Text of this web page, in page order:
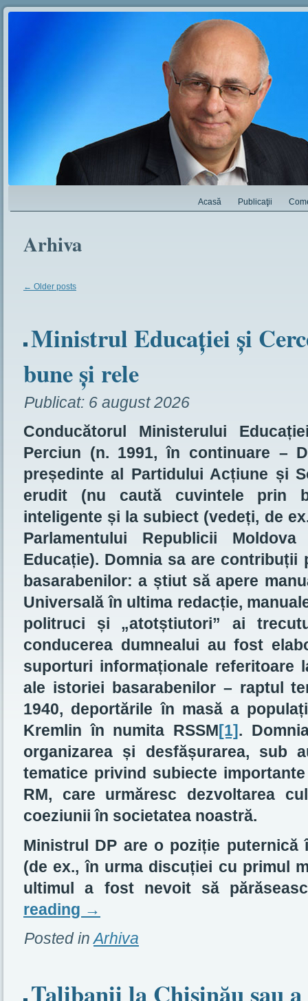
Acasă Publicaţii
Arhiva
← Older posts
Ministrul Educației și
bune și rele
Publicat: 6 august 2026
Conducătorul Ministerului
Perciun (n. 1991, în continuare –
președinte al Partidului Acțiune și
erudit (nu caută cuvintele prin
inteligente și la subiect (vedeți, de
Parlamentului Republicii
Educație). Domnia sa are contribuții
basarabenilor: a știut să apere
Universală în ultima redacție,
politruci și „atotștiutori” ai
conducerea dumnealui au fost
suporturi informaționale referitoare
ale istoriei basarabenilor – raptul
1940, deportările în masă a
Kremlin în numita RSSM[1].
organizarea și desfășurarea, sub
tematice privind subiecte
RM, care urmăresc dezvoltarea
coeziunii în societatea noastră.
Ministrul DP are o poziție
(de ex., în urma discuției cu primul
ultimul a fost nevoit să
reading →
Posted in Arhiva
Talibanii la Chișinău sau